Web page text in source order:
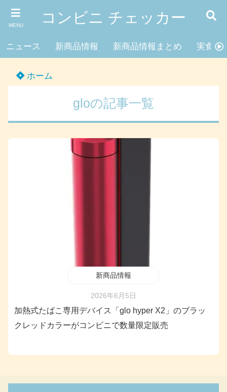
MENU コンビニ チェッカー
ニュース 新商品情報 新商品情報まとめ 実食レ
ホーム
gloの記事一覧
新商品情報
2026年6月5日
加熱式たばこ専用デバイス「glo hyper X2」のブラッ
クレッドカラーがコンビニで数量限定販売